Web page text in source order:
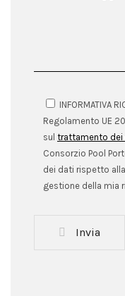
INFORMATIVA
Regolamento UE
sul trattamento dei
Consorzio Pool
dei dati rispetto
gestione della mia
Invia